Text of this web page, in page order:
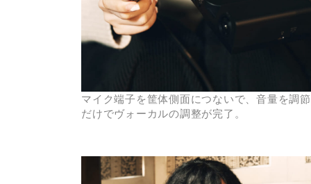
マイク端子を筐体側面につないで、音量を調
だけでヴォーカルの調整が完了。